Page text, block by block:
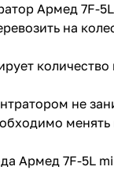
Армед 7F-
на
не
Армед 7F-5L